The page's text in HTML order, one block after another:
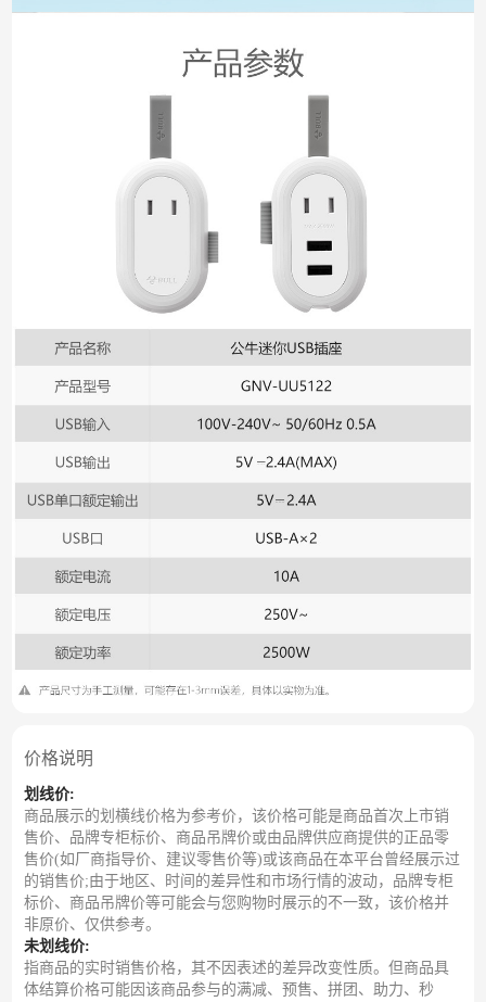
价格说明
划线价:
商品展示的划横线价格为参考价，该价格可能是商品首次上市销
售价、品牌专柜标价、商品吊牌价或由品牌供应商提供的正品零
售价(如厂商指导价、建议零售价等)或该商品在本平台曾经展示过
的销售价;由于地区、时间的差异性和市场行情的波动，品牌专柜
标价、商品吊牌价等可能会与您购物时展示的不一致，该价格并
非原价、仅供参考。
未划线价:
指商品的实时销售价格，其不因表述的差异改变性质。但商品具
体结算价格可能因该商品参与的满减、预售、拼团、助力、秒